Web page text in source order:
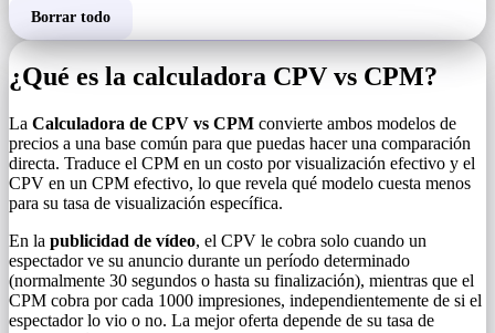
Borrar todo
¿Qué es la calculadora CPV vs CPM?
La Calculadora de CPV vs CPM convierte ambos modelos de
precios a una base común para que puedas hacer una comparación
directa. Traduce el CPM en un costo por visualización efectivo y el
CPV en un CPM efectivo, lo que revela qué modelo cuesta menos
para su tasa de visualización específica.
En la publicidad de vídeo, el CPV le cobra solo cuando un
espectador ve su anuncio durante un período determinado
(normalmente 30 segundos o hasta su finalización), mientras que el
CPM cobra por cada 1000 impresiones, independientemente de si el
espectador lo vio o no. La mejor oferta depende de su tasa de